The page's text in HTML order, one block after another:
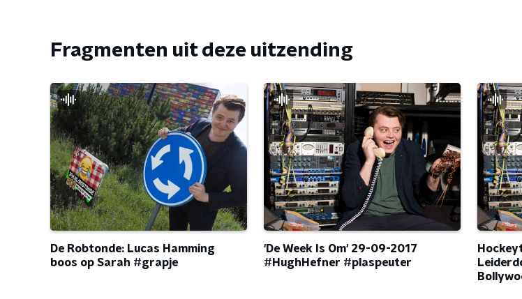
Fragmenten uit deze uitzending
De Robtonde: Lucas Hamming
boos op Sarah #grapje
'De Week Is Om' 29-09-2017
#HughHefner #plaspeuter